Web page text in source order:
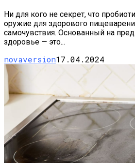
Ни для кого не секрет, что
оружие для здорового
самочувствия. Основанный на
здоровье — это...
novaversion17.04.2024